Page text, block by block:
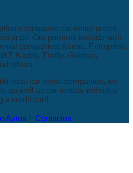
compares car rental prices
price. Our partners include well-
companies: Alamo, Enterprise,
Keddy, Thrifty, Goldcar,
others.
local car rental companies, we
as well as car rentals without a
a credit card.
Autos Contactos